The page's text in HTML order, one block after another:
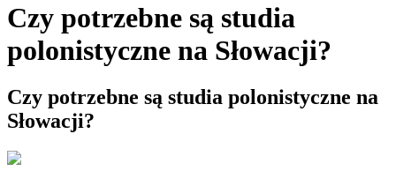
Czy potrzebne są studia
polonistyczne na Słowacji?
Czy potrzebne są studia polonistyczne na
Słowacji?